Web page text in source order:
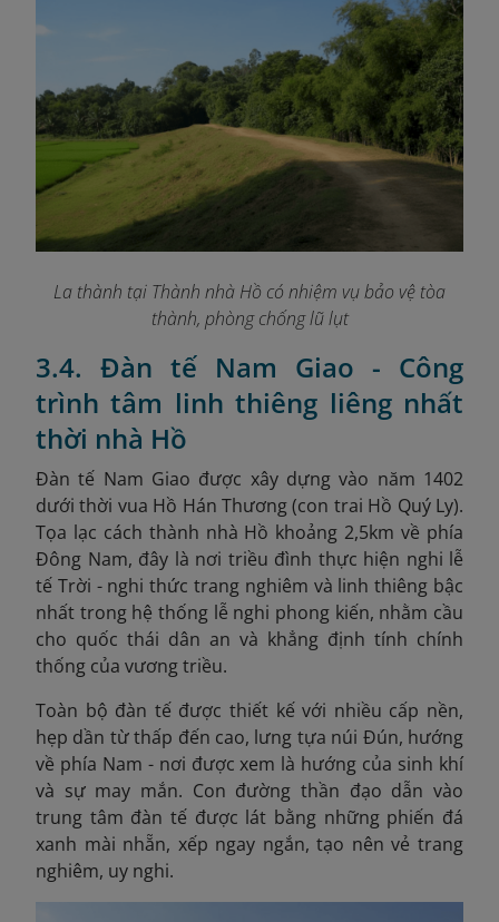
La thành tại Thành nhà Hồ có nhiệm vụ bảo vệ tòa
thành, phòng chống lũ lụt
3.4. Đàn tế Nam Giao - Công
trình tâm linh thiêng liêng nhất
thời nhà Hồ
Đàn tế Nam Giao được xây dựng vào năm 1402
dưới thời vua Hồ Hán Thương (con trai Hồ Quý Ly).
Tọa lạc cách thành nhà Hồ khoảng 2,5km về phía
Đông Nam, đây là nơi triều đình thực hiện nghi lễ
tế Trời - nghi thức trang nghiêm và linh thiêng bậc
nhất trong hệ thống lễ nghi phong kiến, nhằm cầu
cho quốc thái dân an và khẳng định tính chính
thống của vương triều.
Toàn bộ đàn tế được thiết kế với nhiều cấp nền,
hẹp dần từ thấp đến cao, lưng tựa núi Đún, hướng
về phía Nam - nơi được xem là hướng của sinh khí
và sự may mắn. Con đường thần đạo dẫn vào
trung tâm đàn tế được lát bằng những phiến đá
xanh mài nhẵn, xếp ngay ngắn, tạo nên vẻ trang
nghiêm, uy nghi.